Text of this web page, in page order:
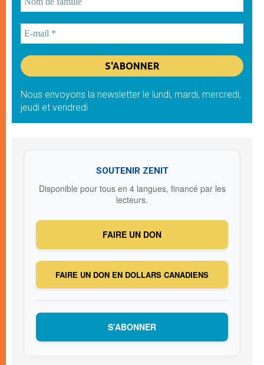
Nous envoyons la newsletter le lundi, mardi, mercredi,
jeudi et vendredi
SOUTENIR ZENIT
Disponible pour tous en 4 langues, financé par les
lecteurs.
FAIRE UN DON
FAIRE UN DON EN DOLLARS CANADIENS
S’ABONNER